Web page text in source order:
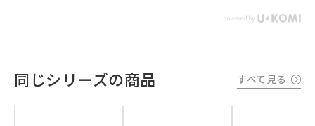
同じシリーズの商品 すべて見る